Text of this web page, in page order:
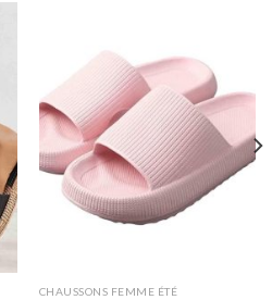
CHAUSSONS FEMME ÉTÉ